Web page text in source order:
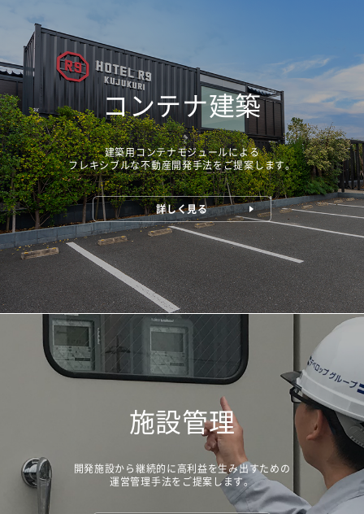
コンテナ建築
建築用コンテナモジュールによる
フレキシブルな不動産開発手法をご提案します。
詳しく見る
施設管理
開発施設から継続的に高利益を生み出すための
運営管理手法をご提案します。